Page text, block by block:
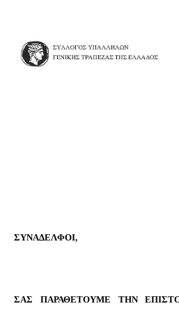
ΣΥΝΑΔΕΛΦΟΙ,
ΣΑΣ ΠΑΡΑΘΕΤΟΥΜΕ ΤΗΝ